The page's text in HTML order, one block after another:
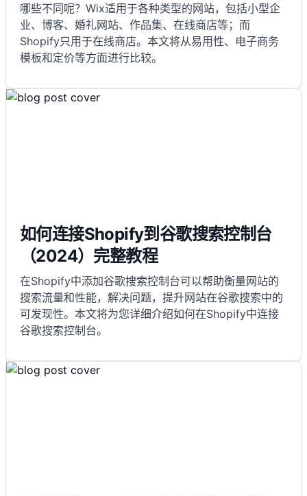
哪些不同呢？Wix适用于各种类型的网站，包括小型企
业、博客、婚礼网站、作品集、在线商店等；而
Shopify只用于在线商店。本文将从易用性、电子商务
模板和定价等方面进行比较。
如何连接Shopify到谷歌搜索控制台
（2024）完整教程
在Shopify中添加谷歌搜索控制台可以帮助衡量网站的
搜索流量和性能，解决问题，提升网站在谷歌搜索中的
可发现性。本文将为您详细介绍如何在Shopify中连接
谷歌搜索控制台。